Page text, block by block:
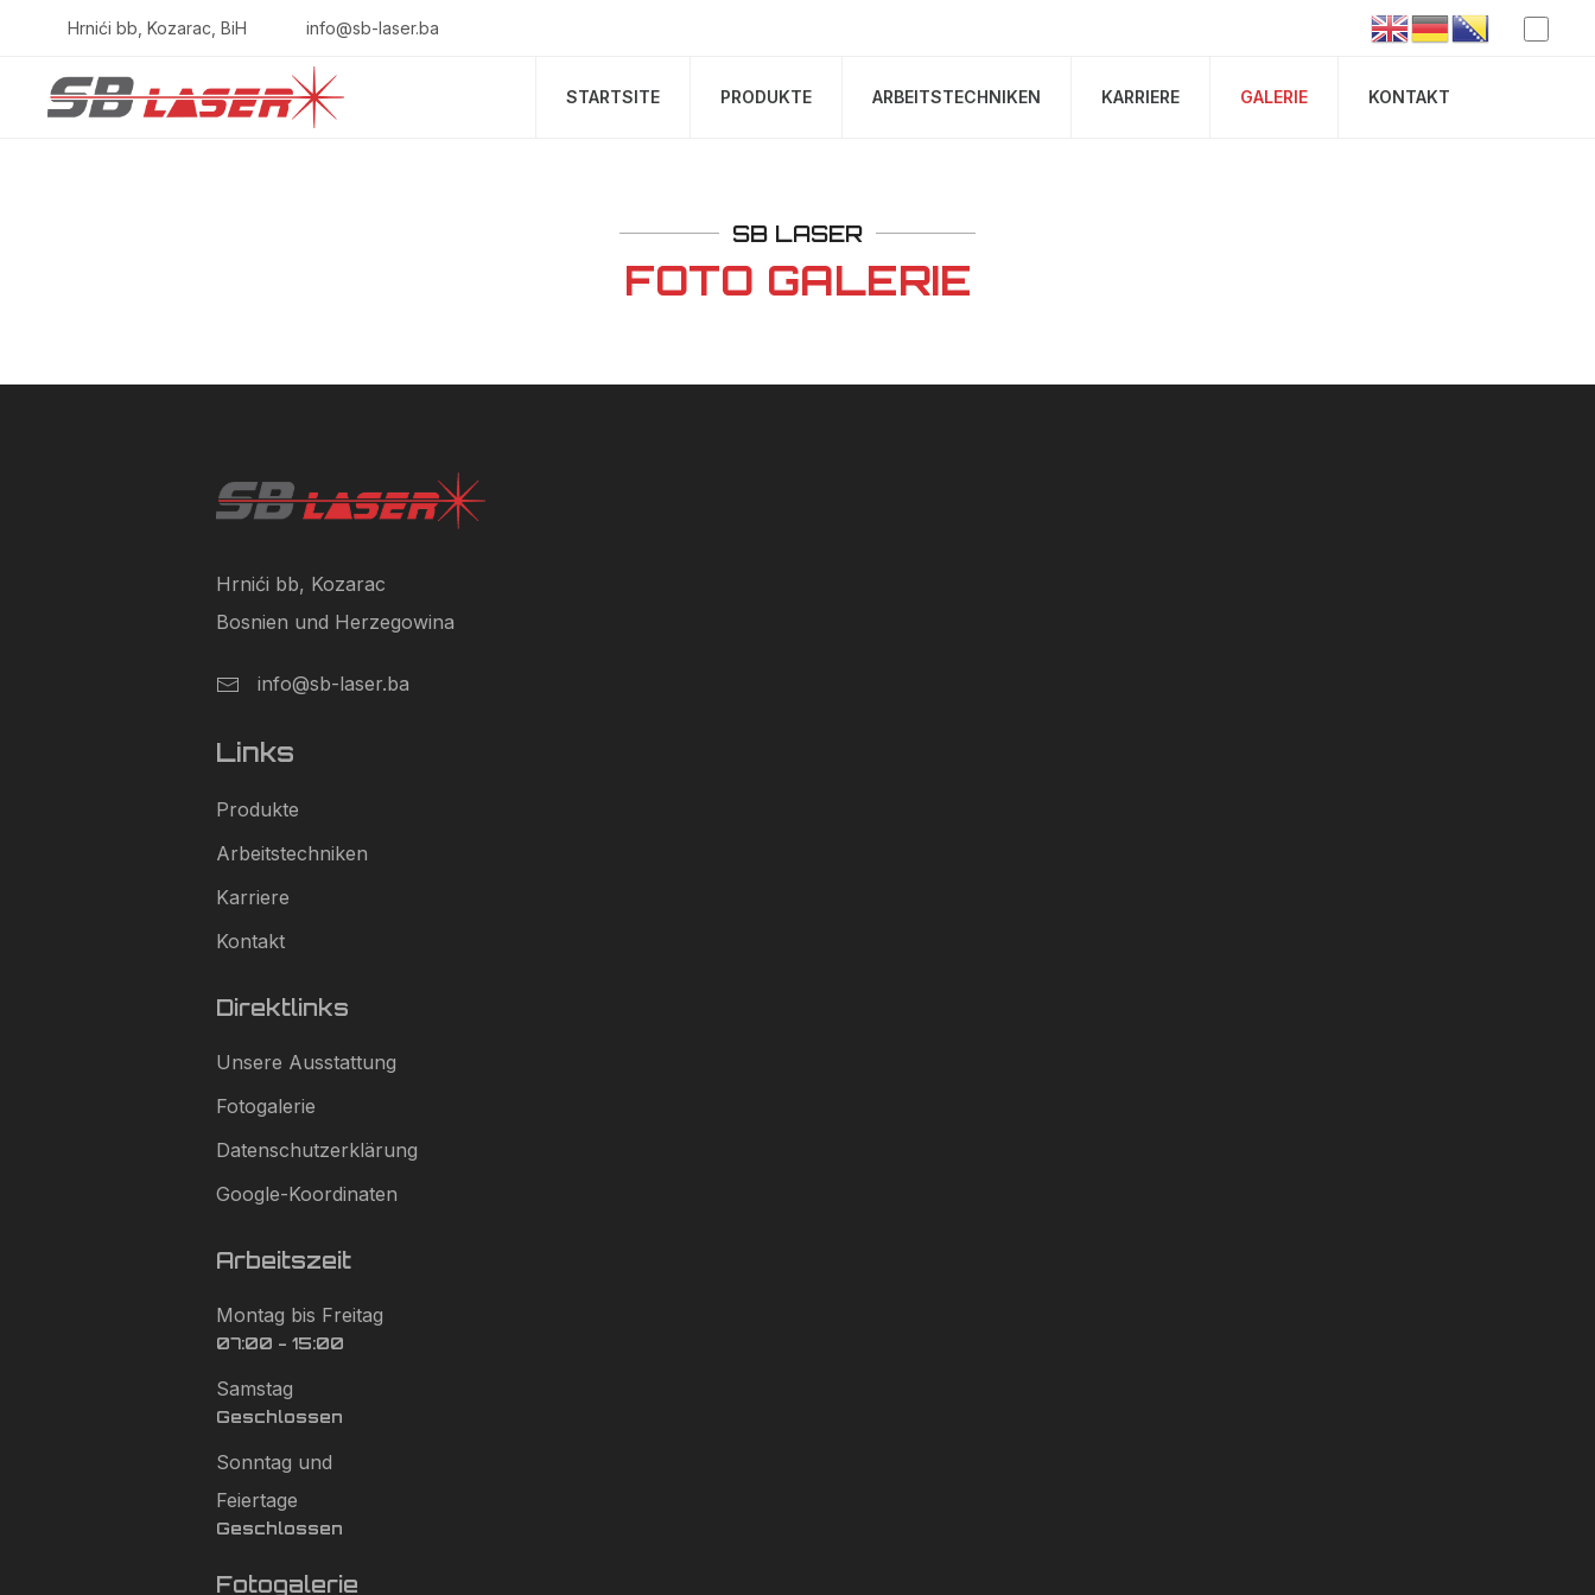
Hrnići bb, Kozarac, BiH info@sb-laser.ba
STARTSITE PRODUKTE ARBEITSTECHNIKEN KARRIERE GALERIE KONTAKT
SB LASER
FOTO GALERIE
Hrnići bb, Kozarac
Bosnien und Herzegowina
info@sb-laser.ba
Links
Produkte
Arbeitstechniken
Karriere
Kontakt
Direktlinks
Unsere Ausstattung
Fotogalerie
Datenschutzerklärung
Google-Koordinaten
Arbeitszeit
Montag bis Freitag
07:00 - 15:00
Samstag
Geschlossen
Sonntag und
Feiertage
Geschlossen
Fotogalerie